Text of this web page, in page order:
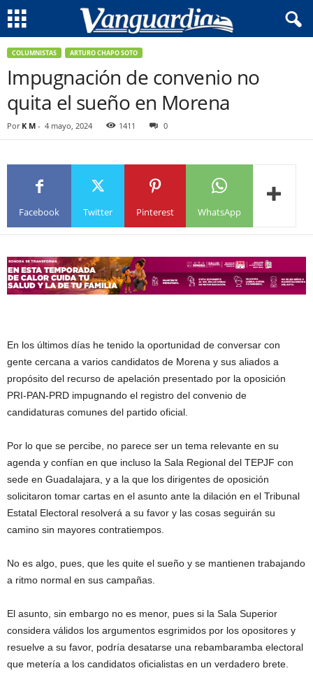
COLUMNISTAS ARTURO CHAPO SOTO
Impugnación de convenio no
quita el sueño en Morena
Por K M - 4 mayo, 2024 1411 0
Facebook Twitter Pinterest WhatsApp
En los últimos días he tenido la oportunidad de conversar con
gente cercana a varios candidatos de Morena y sus aliados a
propósito del recurso de apelación presentado por la oposición
PRI-PAN-PRD impugnando el registro del convenio de
candidaturas comunes del partido oficial.
Por lo que se percibe, no parece ser un tema relevante en su
agenda y confían en que incluso la Sala Regional del TEPJF con
sede en Guadalajara, y a la que los dirigentes de oposición
solicitaron tomar cartas en el asunto ante la dilación en el Tribunal
Estatal Electoral resolverá a su favor y las cosas seguirán su
camino sin mayores contratiempos.
No es algo, pues, que les quite el sueño y se mantienen trabajando
a ritmo normal en sus campañas.
El asunto, sin embargo no es menor, pues si la Sala Superior
considera válidos los argumentos esgrimidos por los opositores y
resuelve a su favor, podría desatarse una rebambaramba electoral
que metería a los candidatos oficialistas en un verdadero brete.